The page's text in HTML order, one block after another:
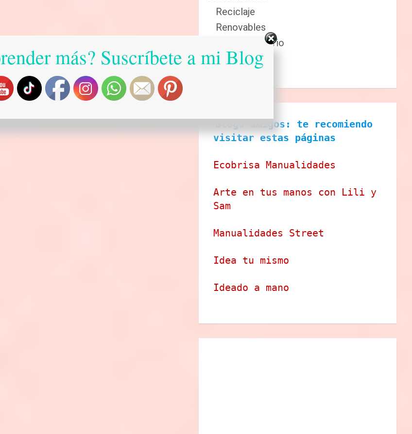
Reciclaje
Renovables
Sector Primario
Tecnologia
Blogs amigos: te recomiendo
visitar estas páginas
Ecobrisa Manualidades
Arte en tus manos con Lili y
Sam
Manualidades Street
Idea tu mismo
Ideado a mano
más? Suscríbete a mi Blog